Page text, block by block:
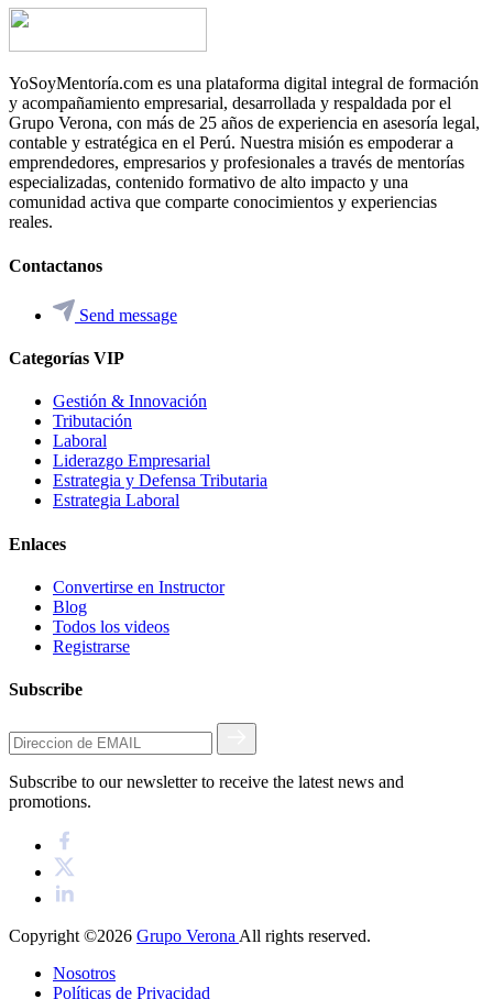
YoSoyMentoría.com es una plataforma digital integral de formación
y acompañamiento empresarial, desarrollada y respaldada por el
Grupo Verona, con más de 25 años de experiencia en asesoría legal,
contable y estratégica en el Perú. Nuestra misión es empoderar a
emprendedores, empresarios y profesionales a través de mentorías
especializadas, contenido formativo de alto impacto y una
comunidad activa que comparte conocimientos y experiencias
reales.
Contactanos
Send message
Categorías VIP
Gestión & Innovación
Tributación
Laboral
Liderazgo Empresarial
Estrategia y Defensa Tributaria
Estrategia Laboral
Enlaces
Convertirse en Instructor
Blog
Todos los videos
Registrarse
Subscribe
Subscribe to our newsletter to receive the latest news and
promotions.
Copyright ©2026 Grupo VeronaAll rights reserved.
Nosotros
Políticas de Privacidad